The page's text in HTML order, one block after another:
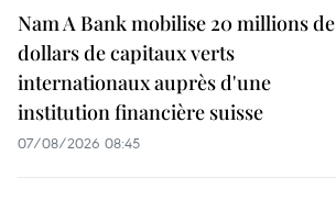
Nam A Bank mobilise 20 millions de
dollars de capitaux verts
internationaux auprès d'une
institution financière suisse
07/08/2026 08:45